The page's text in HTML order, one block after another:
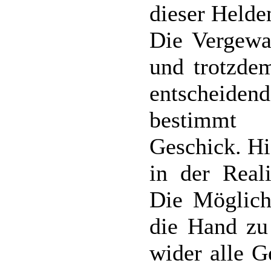
dieser
Die
und
bestimmt
Geschick.
in der
Die
die Hand
wider alle